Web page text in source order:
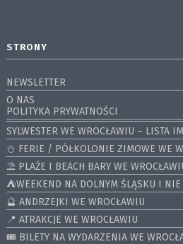
STRONY
NEWSLETTER
O NAS
POLITYKA PRYWATNOŚCI
SYLWESTER WE WROCŁAWIU – LISTA
⛄️ FERIE / PÓŁKOLONIE ZIMOWE WE
⛱️ PLAŻE I BEACH BARY WE
⛺️WEEKEND NA DOLNYM ŚLĄSKU I NIE
🔮 ANDRZEJKI WE WROCŁAWIU
📍 ATRAKCJE WE WROCŁAWIU
🎟️ BILETY NA WYDARZENIA WE